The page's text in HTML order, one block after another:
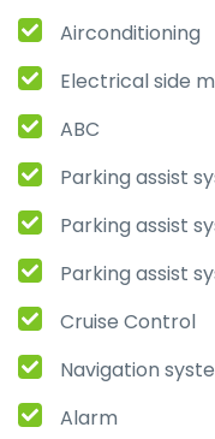
Airconditioning
Electrical side
ABC
Parking assist
Parking assist
Parking assist
Cruise Control
Navigation
Alarm